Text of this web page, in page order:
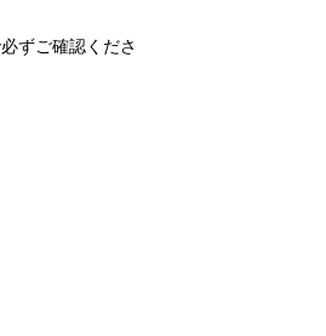
ずご確認くださ